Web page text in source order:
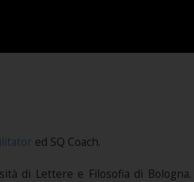
ed SQ Coach.
di Lettere e Filosofia di